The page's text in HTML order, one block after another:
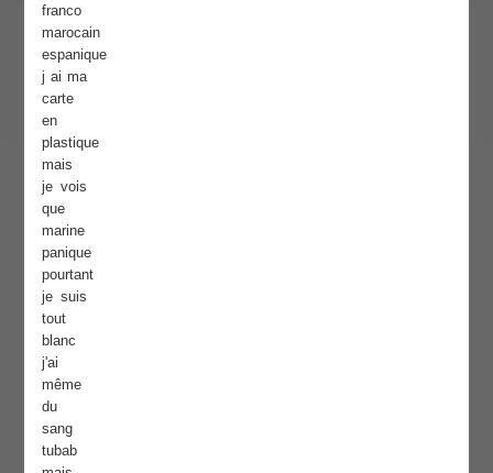
franco
marocain
espanique
j ai ma
carte
en
plastique
mais
je vois
que
marine
panique
pourtant
je suis
tout
blanc
j'ai
même
du
sang
tubab